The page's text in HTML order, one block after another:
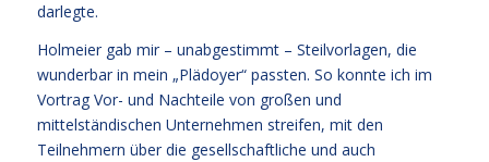
darlegte.
Holmeier gab mir – unabgestimmt – Steilvorlagen, die
wunderbar in mein „Plädoyer“ passten. So konnte ich im
Vortrag Vor- und Nachteile von großen und
mittelständischen Unternehmen streifen, mit den
Teilnehmern über die gesellschaftliche und auch